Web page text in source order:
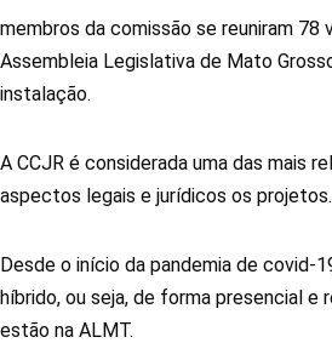
membros da comissão se reuniram
Assembleia Legislativa de Mato
instalação.
A CCJR é considerada uma das mais
aspectos legais e jurídicos os projetos.
Desde o início da pandemia de covid-
híbrido, ou seja, de forma presencial e
estão na ALMT.